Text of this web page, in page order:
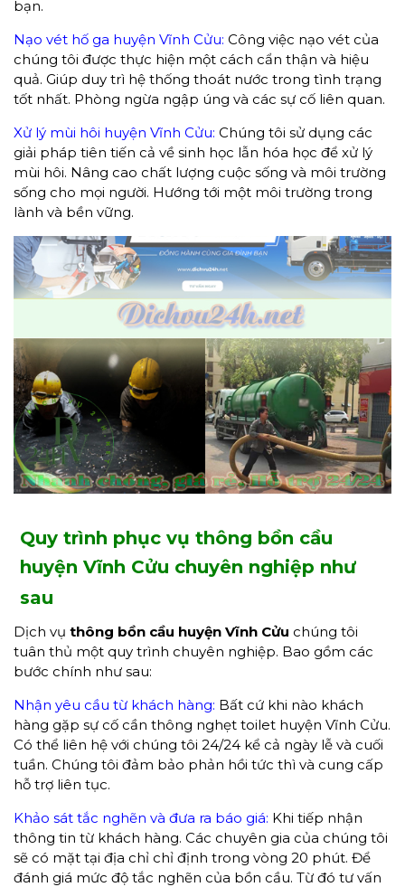
bạn.
Nạo vét hố ga huyện Vĩnh Cửu: Công việc nạo vét của
chúng tôi được thực hiện một cách cẩn thận và hiệu
quả. Giúp duy trì hệ thống thoát nước trong tình trạng
tốt nhất. Phòng ngừa ngập úng và các sự cố liên quan.
Xử lý mùi hôi huyện Vĩnh Cửu: Chúng tôi sử dụng các
giải pháp tiên tiến cả về sinh học lẫn hóa học để xử lý
mùi hôi. Nâng cao chất lượng cuộc sống và môi trường
sống cho mọi người. Hướng tới một môi trường trong
lành và bền vững.
Quy trình phục vụ thông bồn cầu
huyện Vĩnh Cửu chuyên nghiệp như
sau
Dịch vụ thông bồn cầu huyện Vĩnh Cửu chúng tôi
tuân thủ một quy trình chuyên nghiệp. Bao gồm các
bước chính như sau:
Nhận yêu cầu từ khách hàng: Bất cứ khi nào khách
hàng gặp sự cố cần thông nghẹt toilet huyện Vĩnh Cửu.
Có thể liên hệ với chúng tôi 24/24 kể cả ngày lễ và cuối
tuần. Chúng tôi đảm bảo phản hồi tức thì và cung cấp
hỗ trợ liên tục.
Khảo sát tắc nghẽn và đưa ra báo giá: Khi tiếp nhận
thông tin từ khách hàng. Các chuyên gia của chúng tôi
sẽ có mặt tại địa chỉ chỉ định trong vòng 20 phút. Để
đánh giá mức độ tắc nghẽn của bồn cầu. Từ đó tư vấn